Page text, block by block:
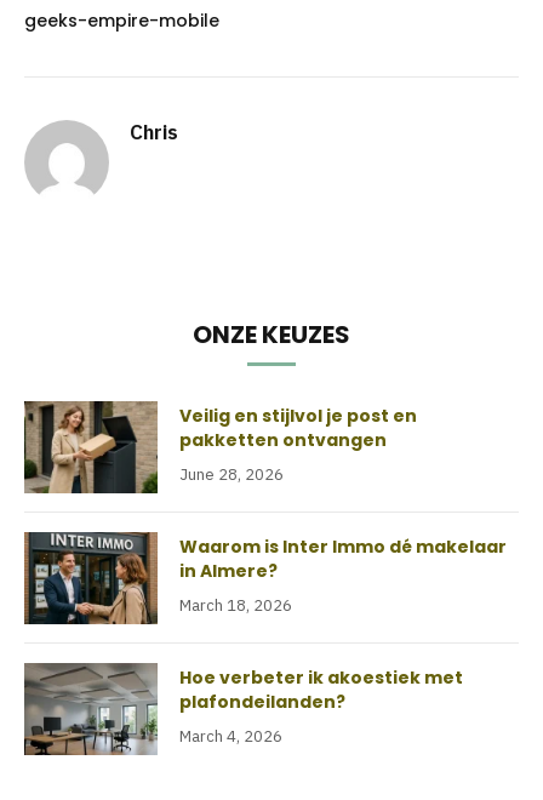
geeks-empire-mobile
Chris
ONZE KEUZES
Veilig en stijlvol je post en
pakketten ontvangen
June 28, 2026
Waarom is Inter Immo dé makelaar
in Almere?
March 18, 2026
Hoe verbeter ik akoestiek met
plafondeilanden?
March 4, 2026